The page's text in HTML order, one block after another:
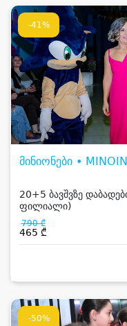
-41%
მინიონები •
20+5 ბავშვზე
ფილიალი)
790 ₾
465 ₾
-50%